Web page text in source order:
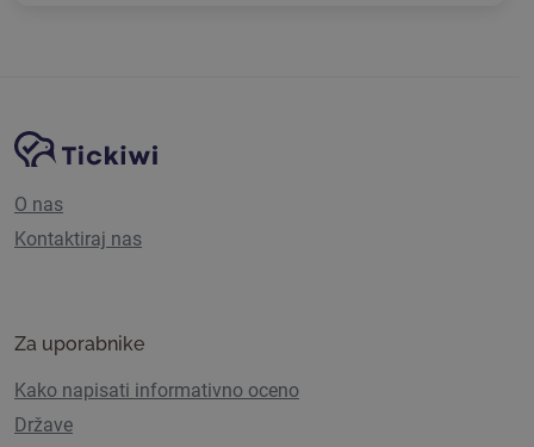
Navigacija spletnega mesta
Platforma Tickiwi
O nas
Kontaktiraj nas
Za uporabnike
Kako napisati informativno oceno
Države